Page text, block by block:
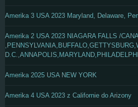
Amerika 3 USA 2023 Maryland, Delaware,
Amerika 2 USA 2023 NIAGARA FALLS /
Amerika 2025 USA NEW YORK
Amerika 4 USA 2023 z Californie do Arizony